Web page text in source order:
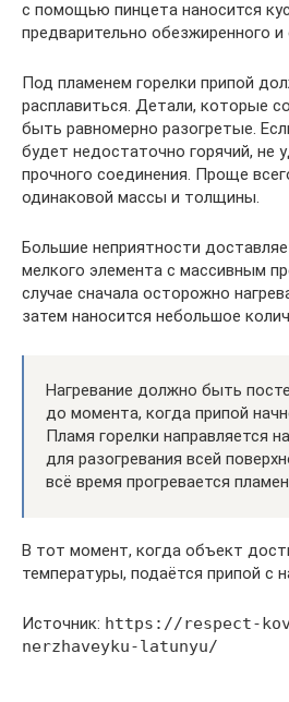
с помощью пинцета наносится
предварительно обезжиренного
Под пламенем горелки припой
расплавиться. Детали, которые
быть равномерно разогретые.
будет недостаточно горячий, не
прочного соединения. Проще
одинаковой массы и толщины.
Большие неприятности
мелкого элемента с массивным
случае сначала осторожно
затем наносится небольшое
Нагревание должно быть
до момента, когда припой
Пламя горелки направляется
для разогревания всей
всё время прогревается
В тот момент, когда объект
температуры, подаётся припой с
Источник: https://respect-
nerzhaveyku-latunyu/